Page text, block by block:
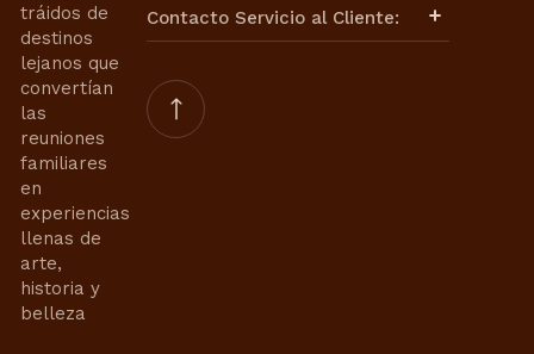
tráidos de
destinos
lejanos que
convertían
las
reuniones
familiares
en
experiencias
llenas de
arte,
historia y
belleza
Cambios y Devoluciones
Nuestra Historia
Nuestra Misión
Aviso de Privacidad
Contacto Servicio al Cliente:
ventasweb@mueblespergo.com